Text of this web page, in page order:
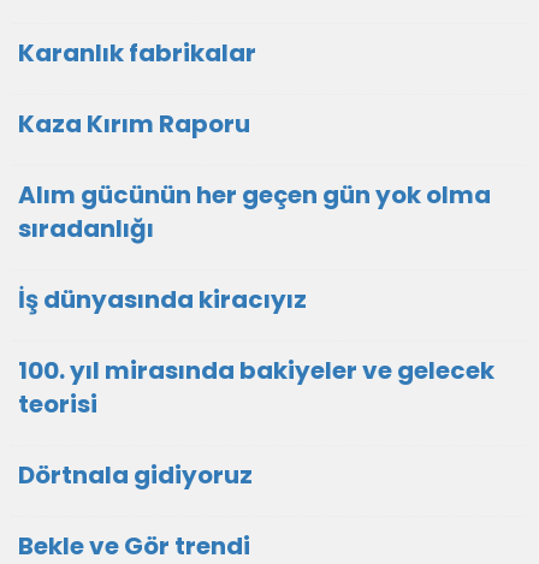
Karanlık fabrikalar
Kaza Kırım Raporu
Alım gücünün her geçen gün yok olma
sıradanlığı
İş dünyasında kiracıyız
100. yıl mirasında bakiyeler ve gelecek
teorisi
Dörtnala gidiyoruz
Bekle ve Gör trendi